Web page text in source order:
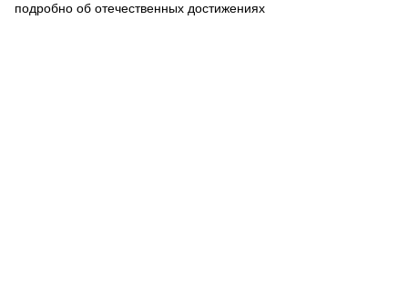
СПЕЦПРОЕКТЫ
подробно об отечественных достижениях